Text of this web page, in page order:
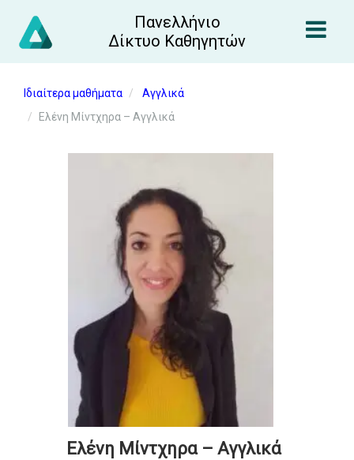
Πανελλήνιο
Δίκτυο Καθηγητών
Ιδιαίτερα μαθήματα
Αγγλικά
Ελένη Μίντχηρα – Αγγλικά
Ελένη Μίντχηρα – Αγγλικά